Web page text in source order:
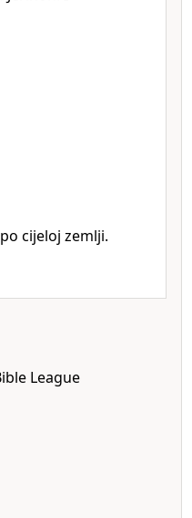
cijeloj zemlji.
League